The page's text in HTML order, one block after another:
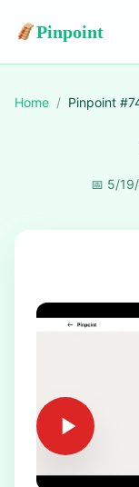
Pinpoint
Home / Pinpoint #
📅 5/